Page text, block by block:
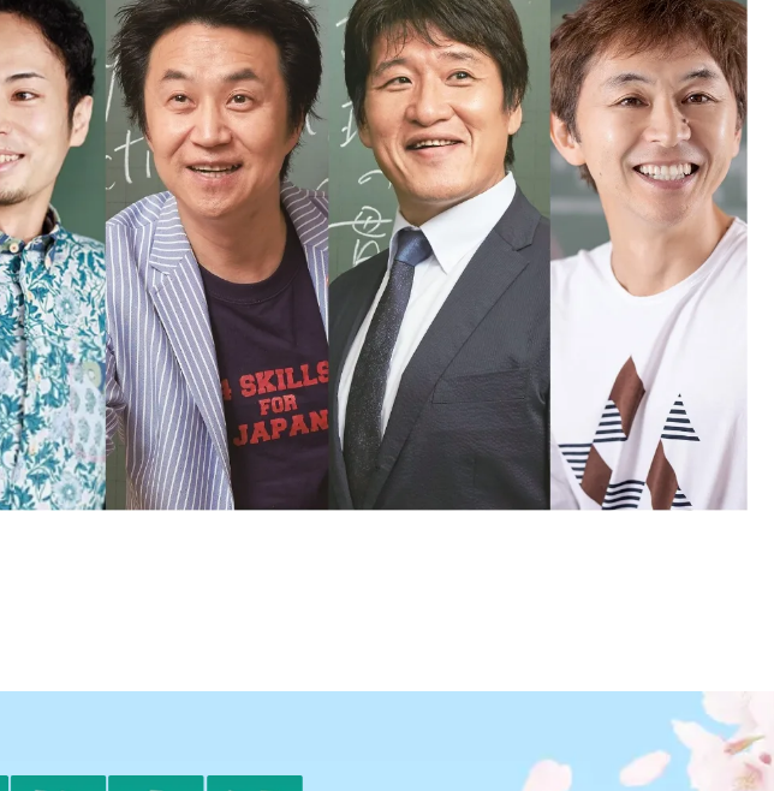
九州 福岡県 熊本県 長崎県